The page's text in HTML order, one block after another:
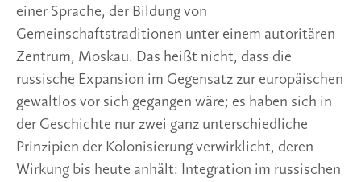
einer Sprache, der Bildung von
Gemeinschaftstraditionen unter einem autoritären
Zentrum, Moskau. Das heißt nicht, dass die
russische Expansion im Gegensatz zur europäischen
gewaltlos vor sich gegangen wäre; es haben sich in
der Geschichte nur zwei ganz unterschiedliche
Prinzipien der Kolonisierung verwirklicht, deren
Wirkung bis heute anhält: Integration im russischen